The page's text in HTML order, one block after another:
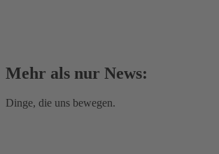
Mehr als nur News:
Dinge, die uns bewegen.